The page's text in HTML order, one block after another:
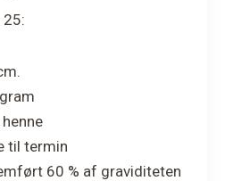
25:
til termin
60 % af graviditeten